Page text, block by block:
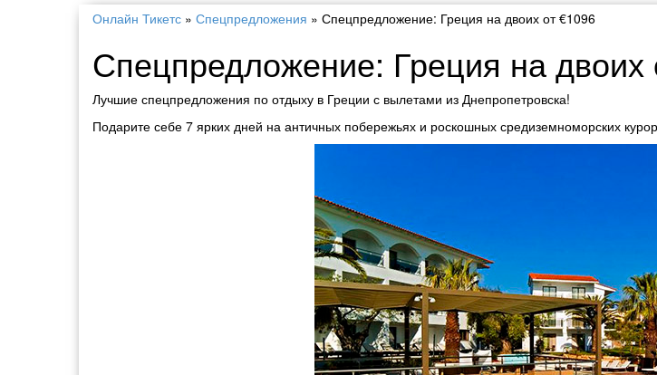
Онлайн Тикетс » Спецпредложения » Спецпредложение: Греция на двоих от €1096
Спецпредложение: Греция на двоих
Лучшие спецпредложения по отдыху в Греции с вылетами из Днепропетровска!
Подарите себе 7 ярких дней на античных побережьях и роскошных средиземноморских